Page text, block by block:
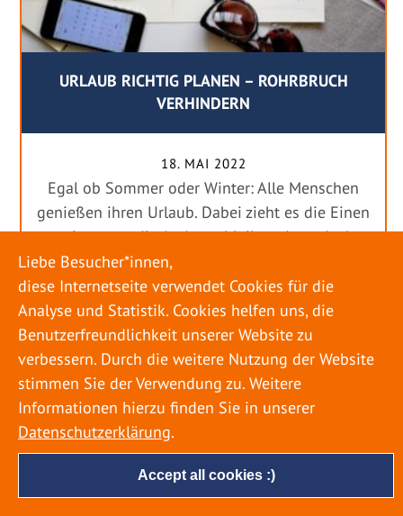
URLAUB RICHTIG PLANEN – ROHRBRUCH
VERHINDERN
18. MAI 2022
Egal ob Sommer oder Winter: Alle Menschen
genießen ihren Urlaub. Dabei zieht es die Einen
weiter weg, die Anderen bleiben dann doch
lieber in der Heimat. Wenn Sie für eine längere
Zeit wegfahren möchten, gibt es einige Dinge zu
beachten, damit nicht anschließend eine böse
Überraschung auf Sie wartet. Um einen
möglichst entspannten Urlaub zu […]
Accept all cookies :)
Liebe Besucher*innen,
diese Internetseite verwendet Cookies für die
Analyse und Statistik. Cookies helfen uns, die
Benutzerfreundlichkeit unserer Website zu
verbessern. Durch die weitere Nutzung der Website
stimmen Sie der Verwendung zu. Weitere
Informationen hierzu finden Sie in unserer
Datenschutzerklärung.